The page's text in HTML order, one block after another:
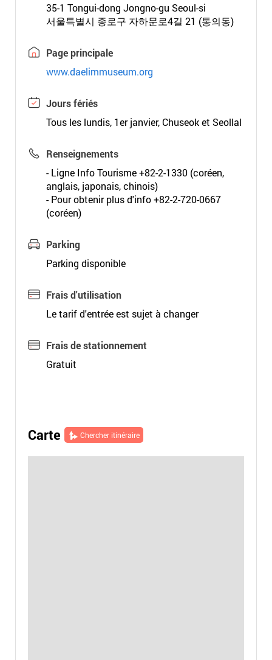
35-1 Tongui-dong Jongno-gu Seoul-si
서울특별시 종로구 자하문로4길 21 (통의동)
Page principale
www.daelimmuseum.org
Jours fériés
Tous les lundis, 1er janvier, Chuseok et Seollal
Renseignements
- Ligne Info Tourisme +82-2-1330 (coréen,
anglais, japonais, chinois)
- Pour obtenir plus d'info +82-2-720-0667
(coréen)
Parking
Parking disponible
Frais d'utilisation
Le tarif d'entrée est sujet à changer
Frais de stationnement
Gratuit
Carte Chercher itinéraire